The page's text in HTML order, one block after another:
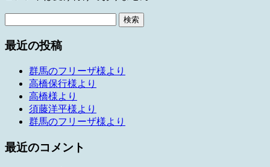
最近の投稿
群馬のフリーザ様より
高橋保行様より
高橋様より
須藤洋平様より
群馬のフリーザ様より
最近のコメント